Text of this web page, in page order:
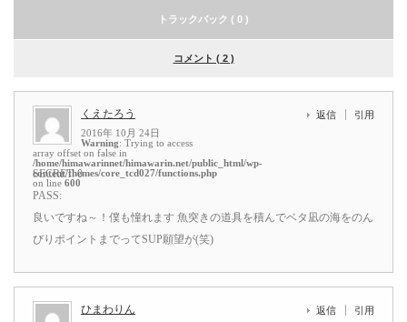
トラックバック ( 0 )
コメント ( 2 )
くえたろう
2016年 10月 24日
Warning: Trying to access
array offset on false in
/home/himawarinnet/himawarin.net/public_html/wp-
content/themes/core_tcd027/functions.php
on line 600
返信 引用
SECRET: 0
PASS:
良いですね～！僕も憧れます 魚突きの道具を積んでベタ凪の海をのん
びりポイントまでってSUP願望が(笑)
ひまわりん 返信 引用